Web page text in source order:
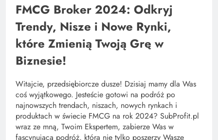
FMCG Broker 2024: Odkryj
Trendy, Nisze i Nowe Rynki,
które Zmienią Twoją Grę w
Biznesie!
Witajcie, przedsiębiorcze dusze! Dzisiaj mamy dla Was
coś wyjątkowego. Jesteście gotowi na podróż po
najnowszych trendach, niszach, nowych rynkach i
produktach w świecie FMCG na rok 2024? SubProfit.pl
wraz ze mną, Twoim Ekspertem, zabierze Was w
fascynującą podróż, która nie tylko poszerzy Wasze